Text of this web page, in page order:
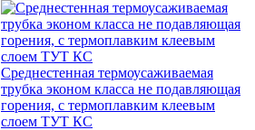
Среднестенная термоусаживаемая
трубка эконом класса не подавляющая
горения, с термоплавким клеевым
слоем ТУТ КС